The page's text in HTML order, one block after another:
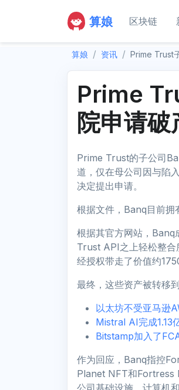
算娘 区块链
算娘 资讯 Prime Trust
Prime
院申请破
Prime Trust的子公司
道，仅在母公司因与陷
决定提出申请。
根据文件，Banq目前拥
根据其官方网站，Banq
Trust API之上轻松整合
经授权带走了价值约
最终，这些资产被转移
以太坊不受亚马逊
Mistral AI完成1.13
Bitstamp加入了
作为回应，Banq指控
Planet NFT和Fortress
公司基础设施、计算机